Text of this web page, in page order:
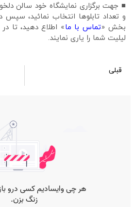
■ جهت برگزاری نمایشگاه خود سالن
و تعداد تابلوها انتخاب نمائید،
بخش «تماس با ما» اطلاع دهید، تا
لیلیت شما را یاری نمایند.
قبلی